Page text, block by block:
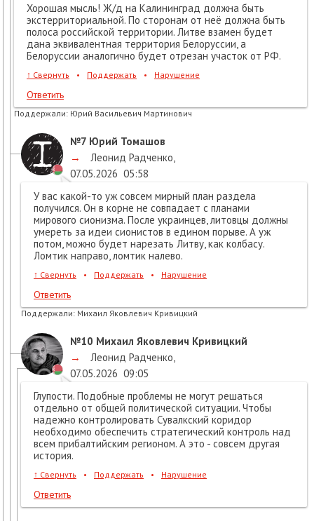
Хорошая мысль! Ж/д на Калининград должна быть
экстерриториальной. По сторонам от неё должна быть
полоса российской территории. Литве взамен будет
дана эквивалентная территория Белоруссии, а
Белоруссии аналогично будет отрезан участок от РФ.
↑ Свернуть • Поддержать • Нарушение
Ответить
Поддержали: Юрий Васильевич Мартинович
№7 Юрий Томашов
→
Леонид Радченко,
07.05.2026 05:58
У вас какой-то уж совсем мирный план раздела
получился. Он в корне не совпадает с планами
мирового сионизма. После украинцев, литовцы должны
умереть за идеи сионистов в едином порыве. А уж
потом, можно будет нарезать Литву, как колбасу.
Ломтик направо, ломтик налево.
↑ Свернуть • Поддержать • Нарушение
Ответить
Поддержали: Михаил Яковлевич Кривицкий
№10 Михаил Яковлевич Кривицкий
→
Леонид Радченко,
07.05.2026 09:05
Глупости. Подобные проблемы не могут решаться
отдельно от общей политической ситуации. Чтобы
надежно контролировать Сувалкский коридор
необходимо обеспечить стратегический контроль над
всем прибалтийским регионом. А это - совсем другая
история.
↑ Свернуть • Поддержать • Нарушение
Ответить